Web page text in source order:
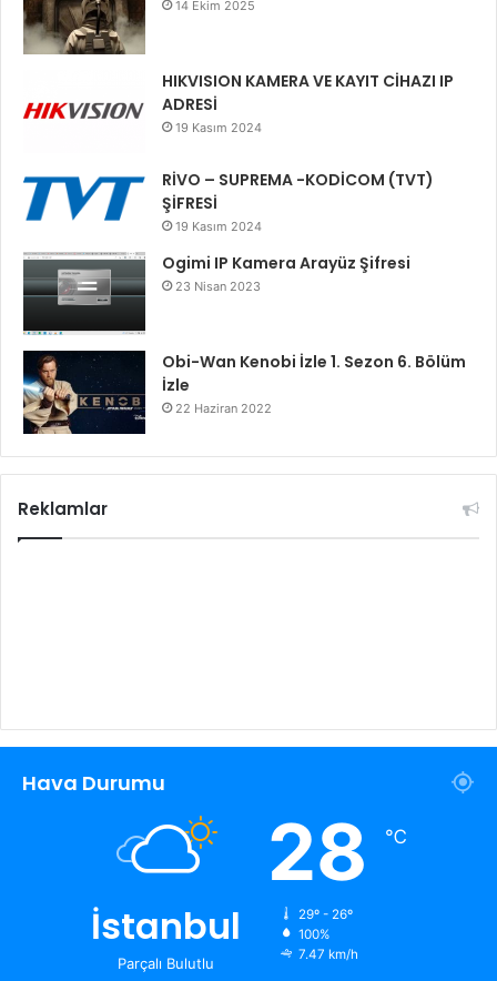
14 Ekim 2025
HIKVISION KAMERA VE KAYIT CİHAZI IP
ADRESİ
19 Kasım 2024
RİVO – SUPREMA -KODİCOM (TVT)
ŞİFRESİ
19 Kasım 2024
Ogimi IP Kamera Arayüz Şifresi
23 Nisan 2023
Obi-Wan Kenobi İzle 1. Sezon 6. Bölüm
İzle
22 Haziran 2022
Reklamlar
Hava Durumu
İstanbul
Parçalı Bulutlu
28 ℃
29º - 26º
100%
7.47 km/h